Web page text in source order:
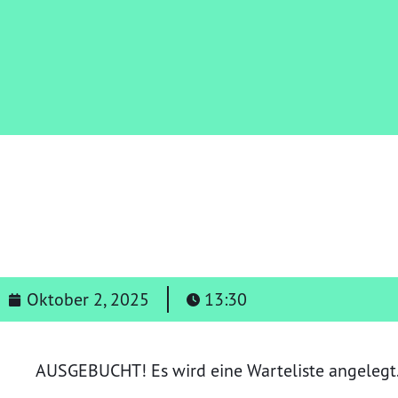
Oktober 2, 2025 13:30
AUSGEBUCHT! Es wird eine Warteliste